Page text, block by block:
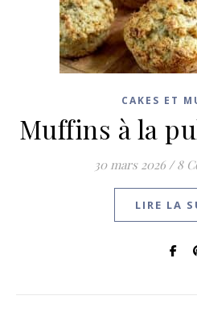
CAKES ET
Muffins à la
30 mars 2026 / 8
LIRE LA